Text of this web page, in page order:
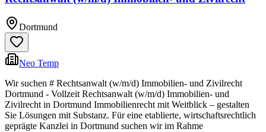
Dortmund
Neo Temp
Wir suchen # Rechtsanwalt (w/m/d) Immobilien- und Zivilrecht
Dortmund - Vollzeit Rechtsanwalt (w/m/d) Immobilien- und
Zivilrecht in Dortmund Immobilienrecht mit Weitblick – gestalten
Sie Lösungen mit Substanz. Für eine etablierte, wirtschaftsrechtlich
geprägte Kanzlei in Dortmund suchen wir im Rahme